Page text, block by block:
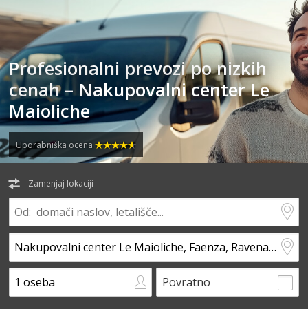
Profesionalni prevozi po nizkih
cenah – Nakupovalni center Le
Maioliche
Uporabniška ocena
Zamenjaj lokaciji
Povratno